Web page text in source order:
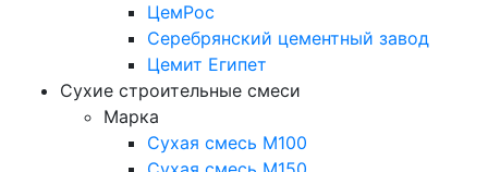
ЦемРос
Серебрянский цементный завод
Цемит Египет
Сухие строительные смеси
Марка
Сухая смесь М100